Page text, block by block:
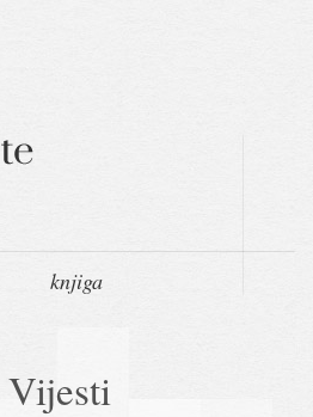
knjiga
Vijesti